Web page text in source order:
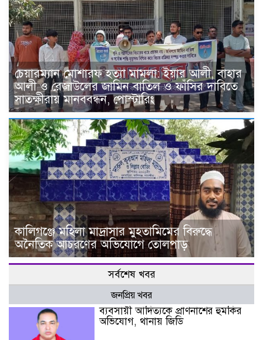
চেয়ারম্যান মোশারফ হত্যা মামলা: ইয়ার আলী, বাহার
আলী ও রেজাউলের জামিন বাতিল ও ফাঁসির দাবিতে
সাতক্ষীরায় মানববন্ধন, পোস্টারিং
কালিগঞ্জে মহিলা মাদ্রাসার মুহতামিমের বিরুদ্ধে
অনৈতিক আচরণের অভিযোগে তোলপাড়
সর্বশেষ খবর
জনপ্রিয় খবর
ব্যবসায়ী আদিত্যকে প্রাণনাশের হুমকির
অভিযোগ, থানায় জিডি